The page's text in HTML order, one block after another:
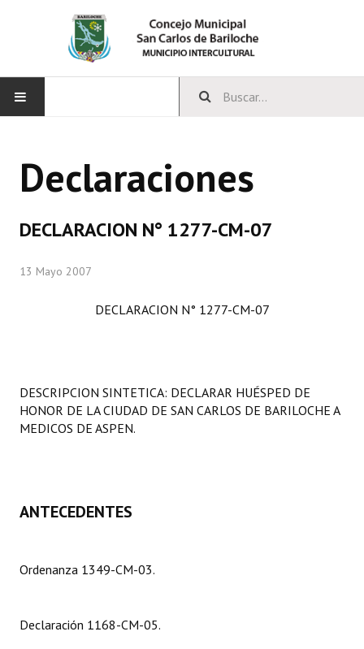
CONCEJO
Comisiones Permanentes
Comisiones Especiales
LEGISLACIÓN
Carta Orgánica 2007
Organigrama
Declaraciones
DECLARACION N° 1277-CM-07
13 Mayo 2007
DECLARACION N° 1277-CM-07
DESCRIPCION SINTETICA: DECLARAR HUÉSPED DE
HONOR DE LA CIUDAD DE SAN CARLOS DE BARILOCHE A
MEDICOS DE ASPEN.
ANTECEDENTES
Ordenanza 1349-CM-03.
Declaración 1168-CM-05.